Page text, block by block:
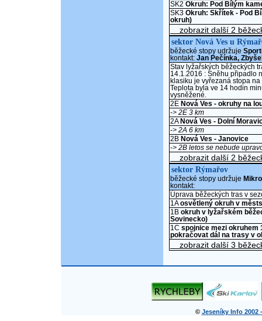
SK2 Okruh: Pod Bílým
SK3 Okruh: Skřítek - Pod
okruh)
zobrazit další 2
sektor Nová Ves u
běžecké stopy udržuje
kontakt: Jan Pečínka,
Stav lyžařských běžeckých
14.1.2016 : Sněhu připadlo
klasiku je vyřezaná stopa
Teplota byla ve 14 hodin
vysněžené.
2E Nová Ves - okruhy na
-> 2E 3 km
2A Nová Ves - Dolní
-> 2A 6 km
2B Nová Ves - Janovice
-> 2B letos se nebude
zobrazit další 2
sektor Rýmařov
běžecké stopy udržuje
kontakt:
Úprava běžeckých tras v
1Aosvětlený okruh v
1B okruh v lyžařském
Sovinecko)
1C spojnice mezi okruhem
pokračovat dál na trasy v
zobrazit další 3
© Jeseníky Info 2002